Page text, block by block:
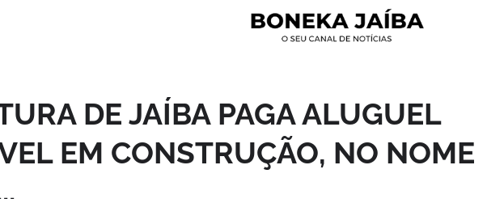
DE JAÍBA PAGA ALUGUEL
EM CONSTRUÇÃO, NO NOME